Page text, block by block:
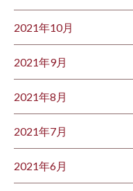
2021年10月
2021年9月
2021年8月
2021年7月
2021年6月